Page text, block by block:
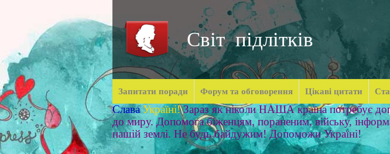
Світ підлітків
Запитати поради Форум та обговорення Цікаві цитати
Слава Україні! Зараз як ніколи НАША країна потребує
до миру. Допомога біженцям, пораненим, війську,
нашій землі. Не будь байдужим! Допоможи Україні!